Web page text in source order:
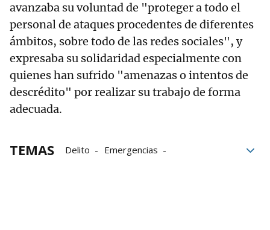
avanzaba su voluntad de "proteger a todo el
personal de ataques procedentes de diferentes
ámbitos, sobre todo de las redes sociales", y
expresaba su solidaridad especialmente con
quienes han sufrido "amenazas o intentos de
descrédito" por realizar su trabajo de forma
adecuada.
TEMAS Delito
Emergencias